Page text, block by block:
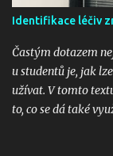
e
Identifikace léčiv
Častým dotazem
u studentů je, jak
užívat. V tomto
to, co se dá také